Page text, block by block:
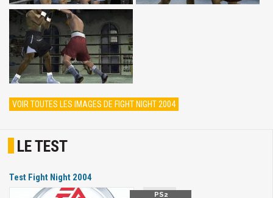
VOIR TOUTES LES IMAGES DE FIGHT NIGHT 2004
LE TEST
Test Fight Night 2004